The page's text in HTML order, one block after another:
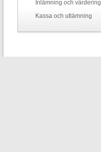
Inlämning och värdering
Kassa och utlämning